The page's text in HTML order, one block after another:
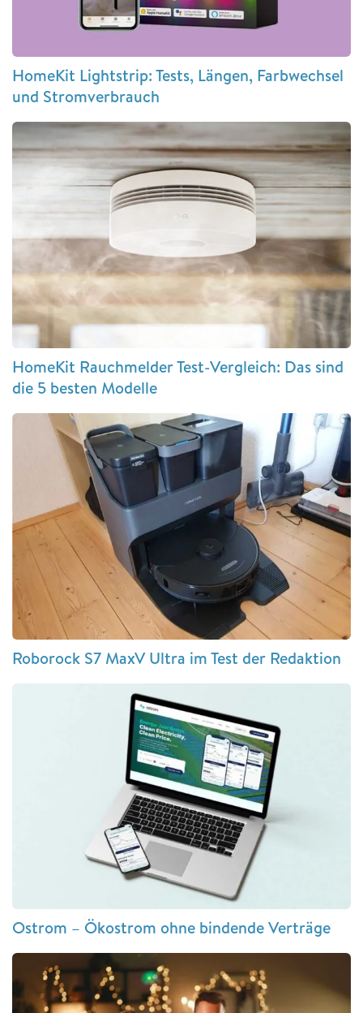
HomeKit Lightstrip: Tests, Längen, Farbwechsel
und Stromverbrauch
HomeKit Rauchmelder Test-Vergleich: Das sind
die 5 besten Modelle
Roborock S7 MaxV Ultra im Test der Redaktion
Ostrom – Ökostrom ohne bindende Verträge